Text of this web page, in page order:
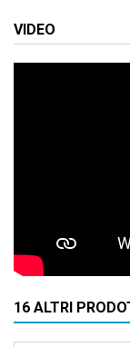
VIDEO
16 ALTRI